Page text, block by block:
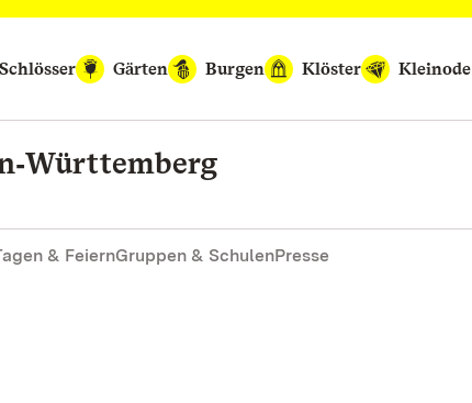
Schlösser
Gärten Burgen Klöster Kleinode
& FeiernGruppen & SchulenPresse